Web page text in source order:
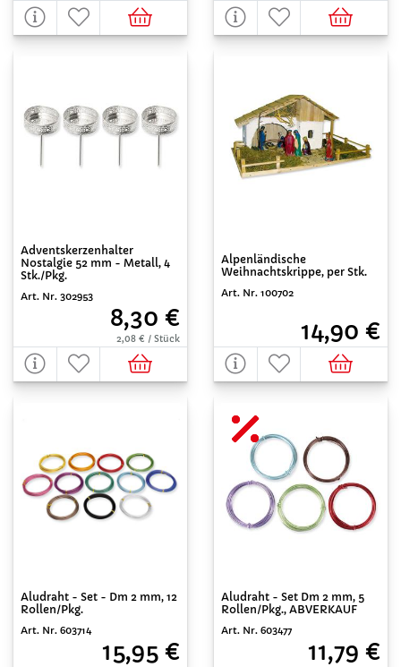
Adventskerzenhalter
Nostalgie 52 mm - Metall, 4
Stk./Pkg.
Art. Nr. 302953
8,30 €
2,08 € / Stück
Alpenländische
Weihnachtskrippe, per Stk.
Art. Nr. 100702
14,90 €
Aludraht - Set - Dm 2 mm, 12
Rollen/Pkg.
Art. Nr. 603714
15,95 €
Aludraht - Set Dm 2 mm, 5
Rollen/Pkg., ABVERKAUF
Art. Nr. 603477
11,79 €